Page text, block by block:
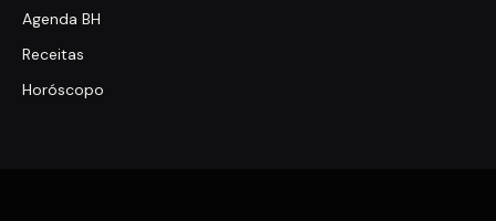
Agenda BH
Receitas
Horóscopo